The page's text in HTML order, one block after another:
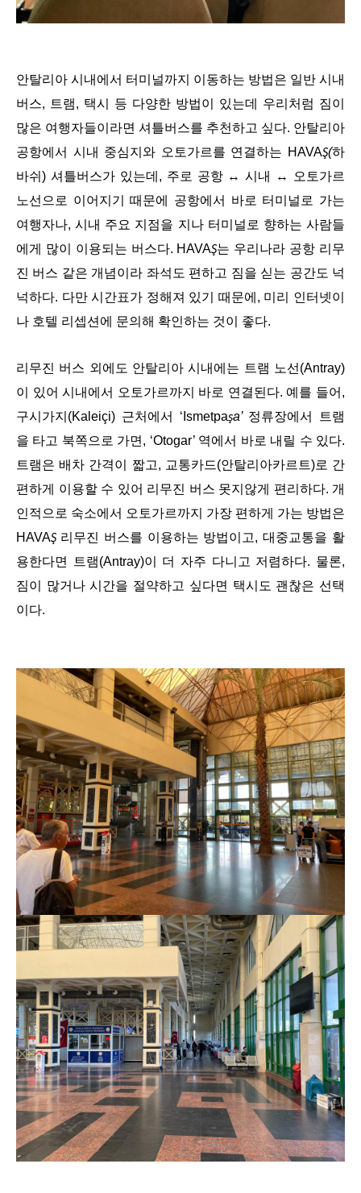
안탈리아 시내에서 터미널까지 이동하는 방법은 일반 시내
버스, 트램, 택시 등 다양한 방법이 있는데 우리처럼 짐이
많은 여행자들이라면 셔틀버스를 추천하고 싶다. 안탈리아
공항에서 시내 중심지와 오토가르를 연결하는 HAVAŞ(하
바쉬) 셔틀버스가 있는데, 주로 공항 ↔ 시내 ↔ 오토가르
노선으로 이어지기 때문에 공항에서 바로 터미널로 가는
여행자나, 시내 주요 지점을 지나 터미널로 향하는 사람들
에게 많이 이용되는 버스다. HAVAŞ는 우리나라 공항 리무
진 버스 같은 개념이라 좌석도 편하고 짐을 싣는 공간도 넉
넉하다. 다만 시간표가 정해져 있기 때문에, 미리 인터넷이
나 호텔 리셉션에 문의해 확인하는 것이 좋다.
리무진 버스 외에도 안탈리아 시내에는 트램 노선(Antray)
이 있어 시내에서 오토가르까지 바로 연결된다. 예를 들어,
구시가지(Kaleiçi) 근처에서 ‘Ismetpaşa’ 정류장에서 트램
을 타고 북쪽으로 가면, ‘Otogar’ 역에서 바로 내릴 수 있다.
트램은 배차 간격이 짧고, 교통카드(안탈리아카르트)로 간
편하게 이용할 수 있어 리무진 버스 못지않게 편리하다. 개
인적으로 숙소에서 오토가르까지 가장 편하게 가는 방법은
HAVAŞ 리무진 버스를 이용하는 방법이고, 대중교통을 활
용한다면 트램(Antray)이 더 자주 다니고 저렴하다. 물론,
짐이 많거나 시간을 절약하고 싶다면 택시도 괜찮은 선택
이다.